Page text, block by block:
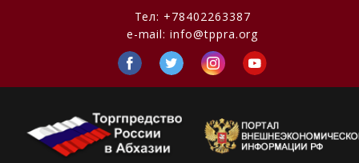
Тел: +78402263387
e-mail:info@tppra.org